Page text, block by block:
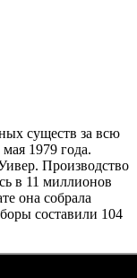
существ за всю
1979 года.
Производство
в 11 миллионов
она собрала
составили 104